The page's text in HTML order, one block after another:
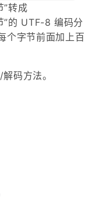
”转成
”的 UTF-8 编码分
个字节前面加上百
码方法。